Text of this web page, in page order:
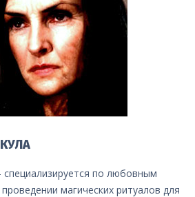
по любовным
магических ритуалов для